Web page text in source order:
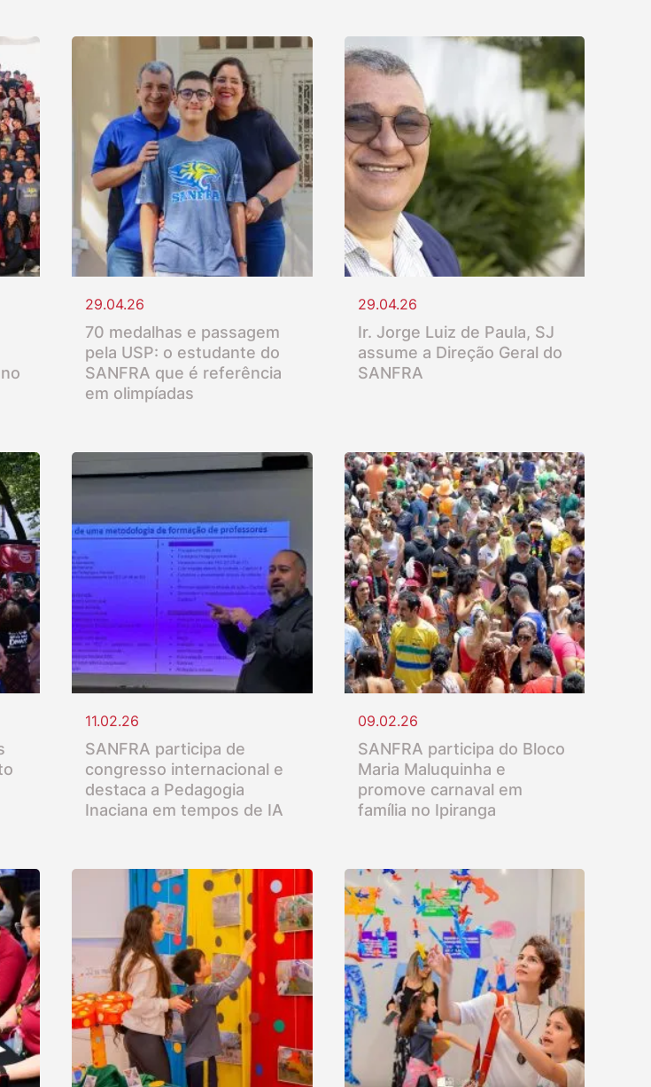
29.04.26
70 medalhas e passagem
pela USP: o estudante do
SANFRA que é referência
em olimpíadas
29.04.26
Ir. Jorge Luiz de Paula, SJ
assume a Direção Geral do
SANFRA
11.02.26
SANFRA participa de
congresso internacional e
destaca a Pedagogia
Inaciana em tempos de IA
09.02.26
SANFRA participa do Bloco
Maria Maluquinha e
promove carnaval em
família no Ipiranga